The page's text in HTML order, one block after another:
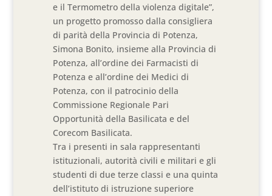
e il Termometro della violenza digitale”,
un progetto promosso dalla consigliera
di parità della Provincia di Potenza,
Simona Bonito, insieme alla Provincia di
Potenza, all’ordine dei Farmacisti di
Potenza e all’ordine dei Medici di
Potenza, con il patrocinio della
Commissione Regionale Pari
Opportunità della Basilicata e del
Corecom Basilicata.
Tra i presenti in sala rappresentanti
istituzionali, autorità civili e militari e gli
studenti di due terze classi e una quinta
dell’istituto di istruzione superiore